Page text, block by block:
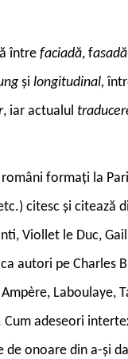
între faciadă, fasadă
și longitudinal,
, iar actualul
formați la
citesc și citează
Viollet le Duc,
autori pe Charles
Laboulaye,
Cum adeseori
onoare din a-și